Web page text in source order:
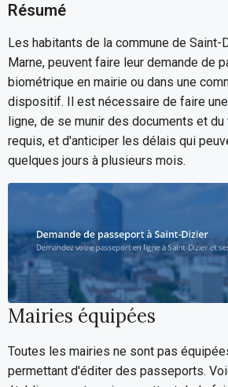
Résumé
Les habitants de la commune de Saint-
Marne, peuvent faire leur demande de
biométrique en mairie ou dans une
dispositif. Il est nécessaire de faire
ligne, de se munir des documents et
requis, et d'anticiper les délais qui
quelques jours à plusieurs mois.
Mairies équipées
Toutes les mairies ne sont pas
permettant d'éditer des passeports.